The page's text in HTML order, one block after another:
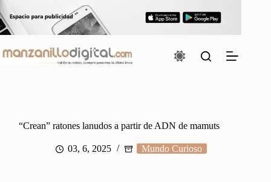
al
contenido
“Crean” ratones lanudos a partir de ADN de mamuts
03, 6, 2025 Mundo Curioso